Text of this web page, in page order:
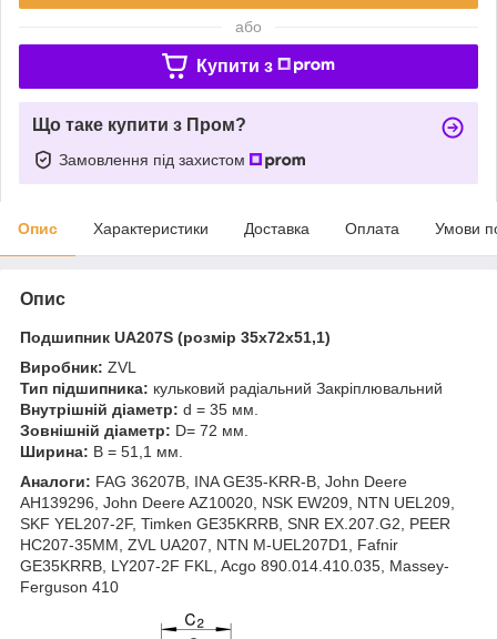
або
Купити з
Що таке купити з Пром?
Замовлення під захистом
Опис Характеристики Доставка Оплата Умови
Опис
Подшипник UA207S (розмір 35x72x51,1)
Виробник: ZVL
Тип підшипника: кульковий радіальний Закріплювальний
Внутрішній діаметр: d = 35 мм.
Зовнішній діаметр: D= 72 мм.
Ширина: B = 51,1 мм.
Аналоги: FAG 36207B, INA GE35-KRR-B, John Deere
AH139296, John Deere AZ10020, NSK EW209, NTN UEL209,
SKF YEL207-2F, Timken GE35KRRB, SNR EX.207.G2, PEER
HC207-35MM, ZVL UA207, NTN M-UEL207D1, Fafnir
GE35KRRB, LY207-2F FKL, Acgo 890.014.410.035, Massey-
Ferguson 410